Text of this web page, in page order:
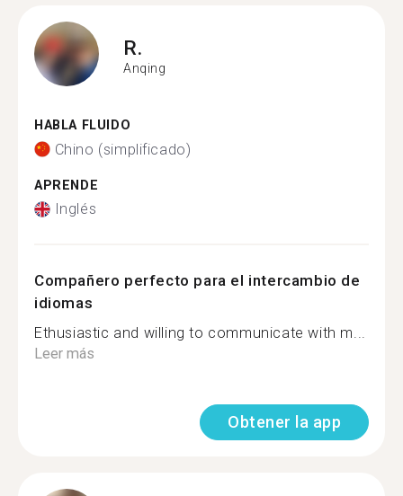
R.
Anqing
HABLA FLUIDO
Chino (simplificado)
APRENDE
Inglés
Compañero perfecto para el intercambio de
idiomas
Ethusiastic and willing to communicate with m...
Leer más
Obtener la app